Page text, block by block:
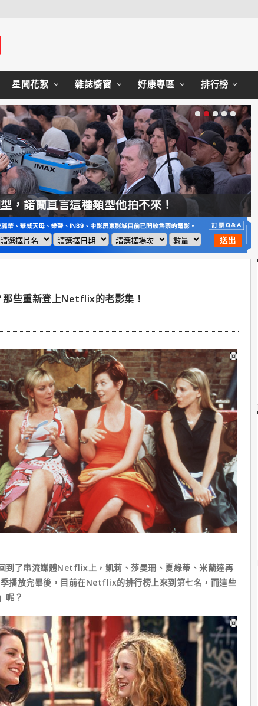
星聞花絮 雜誌櫥窗 好康專區 排行榜
，諾蘭直言這種類型他拍不來！
些重新登上Netflix的老影集！
到了串流媒體Netflix上，凱莉、莎曼珊、夏綠蒂、米蘭達再
播放完畢後，目前在Netflix的排行榜上來到第七名，而這些
呢？